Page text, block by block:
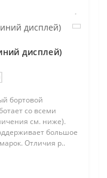
дисплей)
бортовой
со всеми
см. ниже).
большое
Отличия р..